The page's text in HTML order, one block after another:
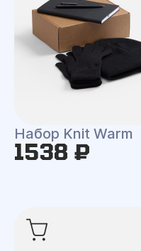
Набор Knit Warm
1538 ₽